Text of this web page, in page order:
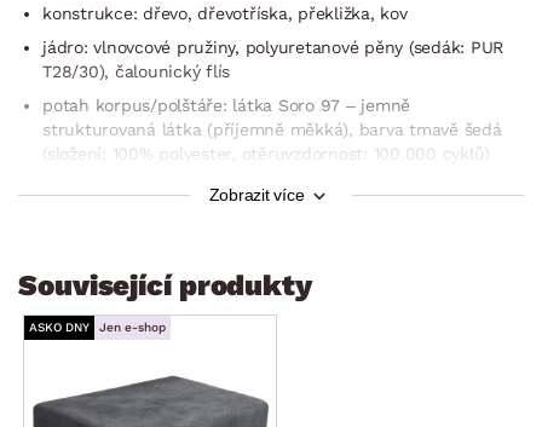
konstrukce: dřevo, dřevotříska, překližka, kov
jádro: vlnovcové pružiny, polyuretanové pěny (sedák: PUR
T28/30), čalounický flís
potah korpus/polštáře: látka Soro 97 – jemně
strukturovaná látka (příjemně měkká), barva tmavě šedá
(složení: 100% polyester, otěruvzdornost: 100.000 cyklů)
včetně potažení zadní části (možné umístění i v prostoru)
rozměry cca 69×56 cm)
2 x menší polštář (potah na zip, rozměry cca 47×32 cm)
rohový půdorys – sedací soupravu lze univerzálně
smontovat jako pravý nebo levý roh (s otomanem
umístěným na pravé nebo levé straně)
Zobrazit více
Související produkty
ASKO DNY Jen e-shop